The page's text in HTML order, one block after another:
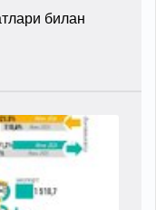
билан